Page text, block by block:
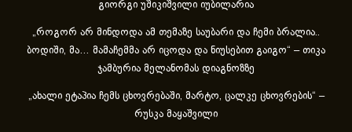
გიორგი უშიკიშვილი იუბილარია
„როგორ არ მინდოდა ამ თემაზე საუბარი და ჩემი ბრალია..
ბოდიში, მა… მამაჩემმა არ იცოდა და ნიუსებით გაიგო“ – თიკა
ჯამბურია მელანომას დიაგნოზზე
„ახა­ლი ეტა­პია ჩემს ცხოვ­რე­ბა­ში, მარ­ტო, ცალ­კე ცხოვ­რე­ბის“ –
რუსკა მაყაშვილი